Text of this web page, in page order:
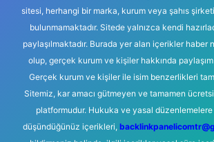
sitesi, herhangi bir marka, kurum veya şahıs
bulunmamaktadır. Sitede yalnızca kendi
paylaşılmaktadır. Burada yer alan içerikler haber
olup, gerçek kurum ve kişiler hakkında paylaşım
Gerçek kurum ve kişiler ile isim benzerlikleri
Sitemiz, kar amacı gütmeyen ve tamamen
platformudur. Hukuka ve yasal düzenlemelere
düşündüğünüz içerikleri,